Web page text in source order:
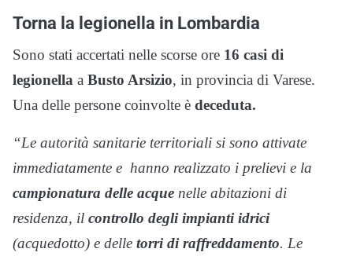
Torna la legionella in Lombardia
Sono stati accertati nelle scorse ore 16 casi di
legionella a Busto Arsizio, in provincia di Varese.
Una delle persone coinvolte è deceduta.
“Le autorità sanitarie territoriali si sono attivate
immediatamente e hanno realizzato i prelievi e la
campionatura delle acque nelle abitazioni di
residenza, il controllo degli impianti idrici
(acquedotto) e delle torri di raffreddamento. Le